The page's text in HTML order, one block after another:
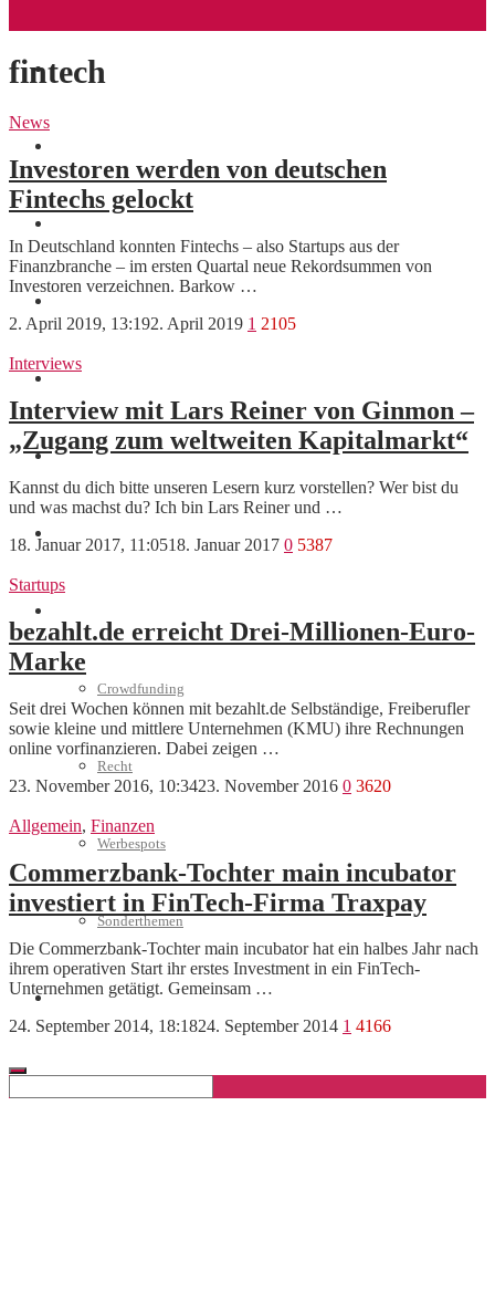
Allgemein
Interviews
Crowdfunding
Recht
Werbespots
Sonderthemen
Geschäftskonto eröffnen
fintech
News
Investoren werden von deutschen
Fintechs gelockt
In Deutschland konnten Fintechs – also Startups aus der
Finanzbranche – im ersten Quartal neue Rekordsummen von
Investoren verzeichnen. Barkow …
2. April 2019, 13:192. April 2019 1 2105
Interviews
Interview mit Lars Reiner von Ginmon –
„Zugang zum weltweiten Kapitalmarkt“
Kannst du dich bitte unseren Lesern kurz vorstellen? Wer bist du
und was machst du? Ich bin Lars Reiner und …
18. Januar 2017, 11:0518. Januar 2017 0 5387
Startups
bezahlt.de erreicht Drei-Millionen-Euro-
Marke
Seit drei Wochen können mit bezahlt.de Selbständige, Freiberufler
sowie kleine und mittlere Unternehmen (KMU) ihre Rechnungen
online vorfinanzieren. Dabei zeigen …
23. November 2016, 10:3423. November 2016 0 3620
Allgemein, Finanzen
Commerzbank-Tochter main incubator
investiert in FinTech-Firma Traxpay
Die Commerzbank-Tochter main incubator hat ein halbes Jahr nach
ihrem operativen Start ihr erstes Investment in ein FinTech-
Unternehmen getätigt. Gemeinsam …
24. September 2014, 18:1824. September 2014 1 4166